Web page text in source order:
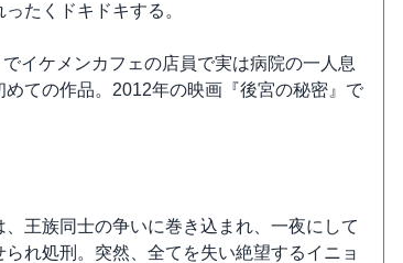
たくドキドキする。
イケメンカフェの店員で実は病院の一人息
ての作品。2012年の映画『後宮の秘密』で
王族同士の争いに巻き込まれ、一夜にして
れ処刑。突然、全てを失い絶望するイニョ